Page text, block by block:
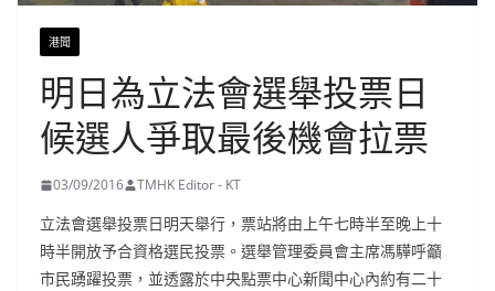
港聞
明日為立法會選舉投票日
候選人爭取最後機會拉票
03/09/2016 TMHK Editor - KT
立法會選舉投票日明天舉行，票站將由上午七時半至晚上十
時半開放予合資格選民投票。選舉管理委員會主席馮驊呼籲
市民踴躍投票，並透露於中央點票中心新聞中心內約有二十